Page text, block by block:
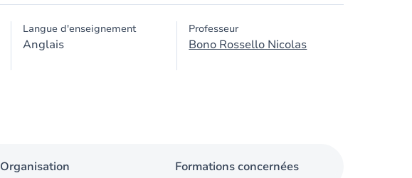
Langue d'enseignement
Anglais
Professeur
Bono Rossello Nicolas
Organisation Formations concernées